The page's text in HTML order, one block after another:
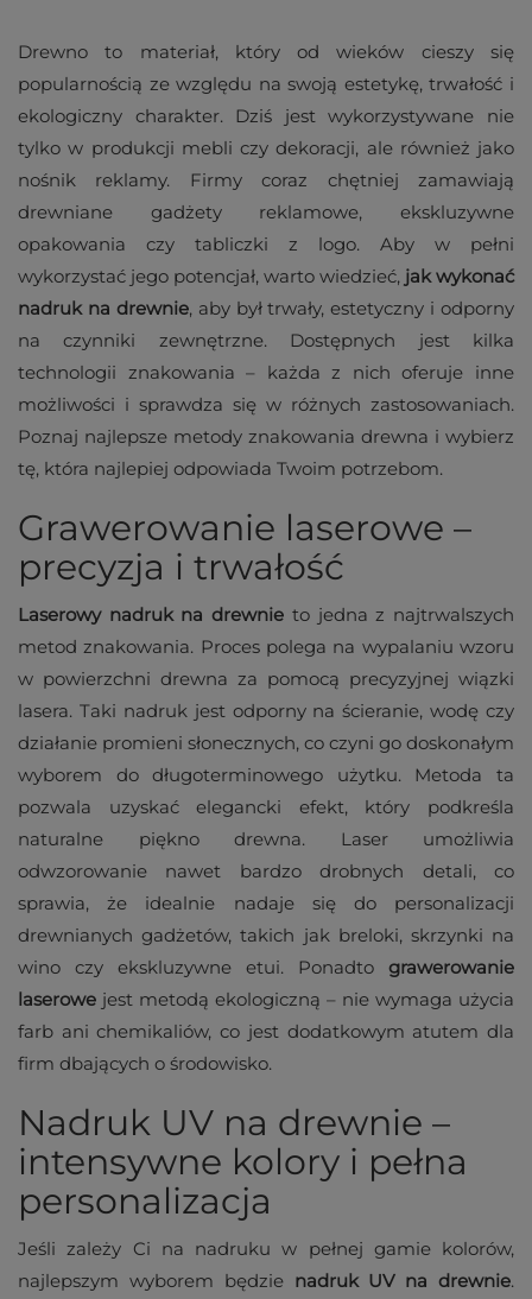
Drewno to materiał, który od wieków cieszy się
popularnością ze względu na swoją estetykę, trwałość i
ekologiczny charakter. Dziś jest wykorzystywane nie
tylko w produkcji mebli czy dekoracji, ale również jako
nośnik reklamy. Firmy coraz chętniej zamawiają
drewniane gadżety reklamowe, ekskluzywne
opakowania czy tabliczki z logo. Aby w pełni
wykorzystać jego potencjał, warto wiedzieć, jak wykonać
nadruk na drewnie, aby był trwały, estetyczny i odporny
na czynniki zewnętrzne. Dostępnych jest kilka
technologii znakowania – każda z nich oferuje inne
możliwości i sprawdza się w różnych zastosowaniach.
Poznaj najlepsze metody znakowania drewna i wybierz
tę, która najlepiej odpowiada Twoim potrzebom.
Grawerowanie laserowe –
precyzja i trwałość
Laserowy nadruk na drewnie to jedna z najtrwalszych
metod znakowania. Proces polega na wypalaniu wzoru
w powierzchni drewna za pomocą precyzyjnej wiązki
lasera. Taki nadruk jest odporny na ścieranie, wodę czy
działanie promieni słonecznych, co czyni go doskonałym
wyborem do długoterminowego użytku. Metoda ta
pozwala uzyskać elegancki efekt, który podkreśla
naturalne piękno drewna. Laser umożliwia
odwzorowanie nawet bardzo drobnych detali, co
sprawia, że idealnie nadaje się do personalizacji
drewnianych gadżetów, takich jak breloki, skrzynki na
wino czy ekskluzywne etui. Ponadto grawerowanie
laserowe jest metodą ekologiczną – nie wymaga użycia
farb ani chemikaliów, co jest dodatkowym atutem dla
firm dbających o środowisko.
Nadruk UV na drewnie –
intensywne kolory i pełna
personalizacja
Jeśli zależy Ci na nadruku w pełnej gamie kolorów,
najlepszym wyborem będzie nadruk UV na drewnie.